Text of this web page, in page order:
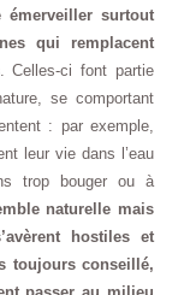
émerveiller surtout
qui remplacent
. Celles-ci font partie
se comportant
: par exemple,
leur vie dans l’eau
trop bouger ou à
naturelle mais
hostiles et
toujours conseillé,